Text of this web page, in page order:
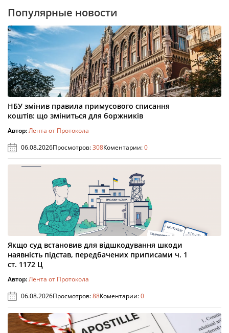
Популярные новости
НБУ змінив правила примусового списання
коштів: що зміниться для боржників
Автор:Лента от Протокола
06.08.2026Просмотров:308Коментарии:0
Якщо суд встановив для відшкодування шкоди
наявність підстав, передбачених приписами ч. 1
ст. 1172 Ц
Автор:Лента от Протокола
06.08.2026Просмотров:88Коментарии:0